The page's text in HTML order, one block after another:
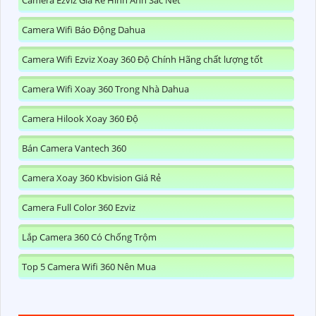
Camera Wifi Báo Động Dahua
Camera Wifi Ezviz Xoay 360 Độ Chính Hãng chất lượng tốt
Camera Wifi Xoay 360 Trong Nhà Dahua
Camera Hilook Xoay 360 Độ
Bán Camera Vantech 360
Camera Xoay 360 Kbvision Giá Rẻ
Camera Full Color 360 Ezviz
Lắp Camera 360 Có Chống Trộm
Top 5 Camera Wifi 360 Nên Mua